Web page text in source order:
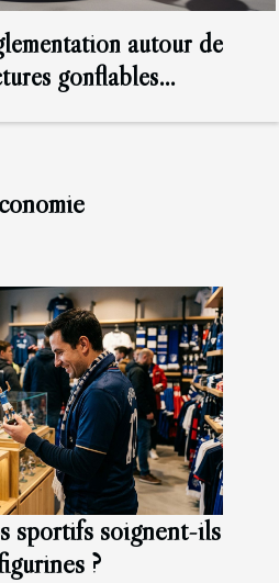
autour de
gonflables
sportifs soignent-ils
?